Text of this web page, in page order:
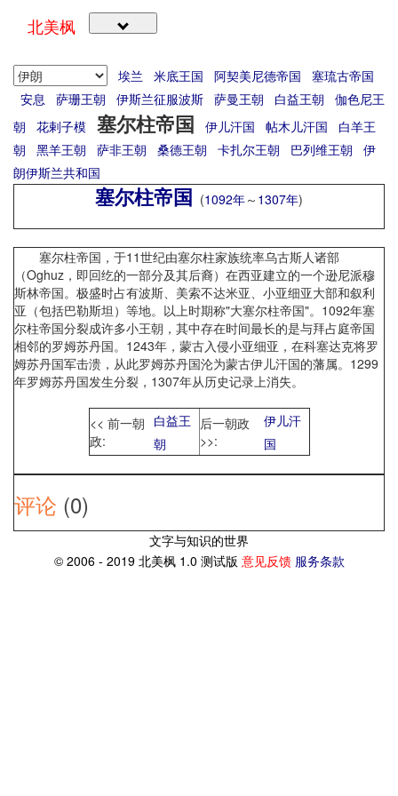
北美枫
埃兰 米底王国 阿契美尼德帝国
塞琉古帝国
安息
萨珊王朝 伊斯兰征服波斯 萨曼王朝 白益王朝
伽色尼王
朝
花剌子模 塞尔柱帝国 伊儿汗国 帖木儿汗国
白羊王
朝
黑羊王朝 萨非王朝 桑德王朝 卡扎尔王朝 巴列维王朝
伊
朗伊斯兰共和国
塞尔柱帝国 (1092年～ 1307年)
塞尔柱帝国，于11世纪由塞尔柱家族统率乌古斯人诸部
（Oghuz，即回纥的一部分及其后裔）在西亚建立的一个逊尼派穆
斯林帝国。极盛时占有波斯、美索不达米亚、小亚细亚大部和叙利
亚（包括巴勒斯坦）等地。以上时期称"大塞尔柱帝国"。1092年塞
尔柱帝国分裂成许多小王朝，其中存在时间最长的是与拜占庭帝国
相邻的罗姆苏丹国。1243年，蒙古入侵小亚细亚，在科塞达克将罗
姆苏丹国军击溃，从此罗姆苏丹国沦为蒙古伊儿汗国的藩属。1299
年罗姆苏丹国发生分裂，1307年从历史记录上消失。
<< 前一朝
政:
白益王
朝
后一朝政
>>:
伊儿汗
国
评论 (0)
文字与知识的世界
© 2006 - 2019 北美枫 1.0 测试版 意见反馈 服务条款